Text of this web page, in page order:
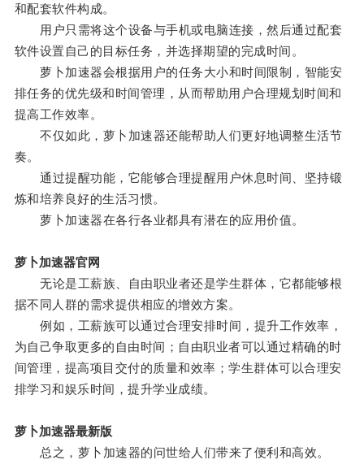
和配套软件构成。
用户只需将这个设备与手机或电脑连接，然后通过配套
软件设置自己的目标任务，并选择期望的完成时间。
萝卜加速器会根据用户的任务大小和时间限制，智能安
排任务的优先级和时间管理，从而帮助用户合理规划时间和
提高工作效率。
不仅如此，萝卜加速器还能帮助人们更好地调整生活节
奏。
通过提醒功能，它能够合理提醒用户休息时间、坚持锻
炼和培养良好的生活习惯。
萝卜加速器在各行各业都具有潜在的应用价值。
萝卜加速器官网
无论是工薪族、自由职业者还是学生群体，它都能够根
据不同人群的需求提供相应的增效方案。
例如，工薪族可以通过合理安排时间，提升工作效率，
为自己争取更多的自由时间；自由职业者可以通过精确的时
间管理，提高项目交付的质量和效率；学生群体可以合理安
排学习和娱乐时间，提升学业成绩。
萝卜加速器最新版
总之，萝卜加速器的问世给人们带来了便利和高效。